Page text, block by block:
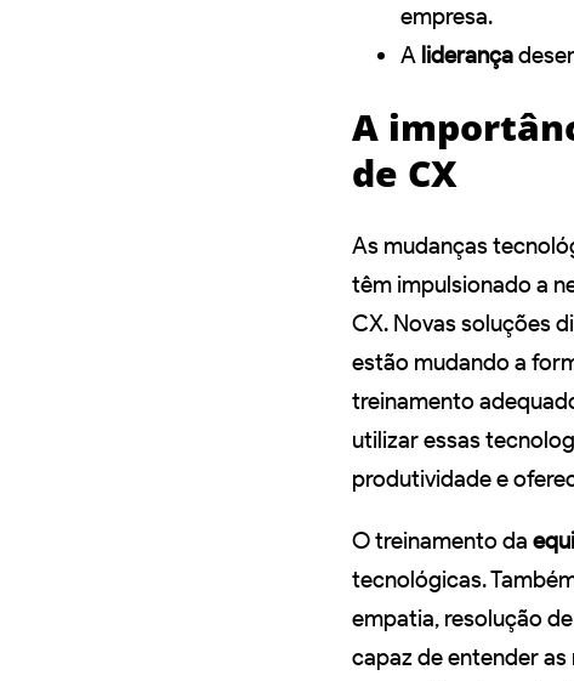
empresa.
A liderança
A
de CX
As mudanças
têm impulsionado a
CX. Novas soluções
estão mudando a
treinamento
utilizar essas
produtividade e
O treinamento da
tecnológicas.
empatia, resolução
capaz de entender